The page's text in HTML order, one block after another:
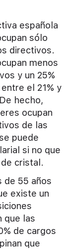
española
sólo
directivos.
menos
y un 25%
el 21% y
hecho,
ocupan
de las
puede
si no que
cristal.
de 55 años
existe un
que las
de cargos
que